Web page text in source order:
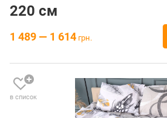
220 см
1 489 — 1 614 грн.
в список